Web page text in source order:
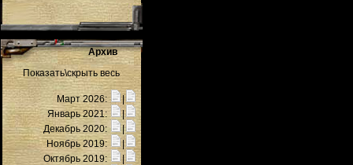
Архив
Показать\скрыть весь
Март 2026:
Январь 2021:
|
Декабрь 2020:
Ноябрь 2019:
Октябрь 2019: